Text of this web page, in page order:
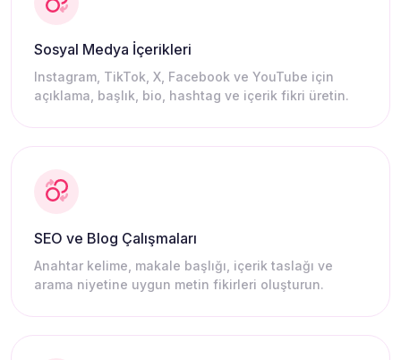
Sosyal Medya İçerikleri
Instagram, TikTok, X, Facebook ve YouTube için
açıklama, başlık, bio, hashtag ve içerik fikri üretin.
SEO ve Blog Çalışmaları
Anahtar kelime, makale başlığı, içerik taslağı ve
arama niyetine uygun metin fikirleri oluşturun.